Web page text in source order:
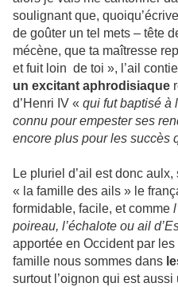
soulignant que,
de goûter un tel mets – tête
mécène, que ta maîtresse
et fuit loin de toi », l’ail
un excitant aphrodisiaque
d’Henri IV « qui fut baptisé à
connu pour empester ses
encore plus pour les succès
Le pluriel d’ail est donc
« la famille des ails » le
formidable, facile, et comme
poireau, l’échalote ou ail
apportée en Occident par
famille nous sommes dans
surtout l’oignon qui est